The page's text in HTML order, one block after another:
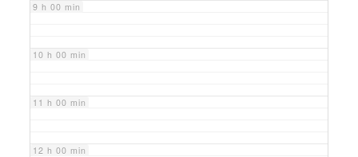
9 h 00 min
10 h 00 min
11 h 00 min
12 h 00 min